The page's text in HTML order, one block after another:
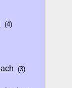
(4)
(3)